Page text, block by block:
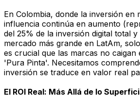
En Colombia, donde la inversión en
influencia continúa en aumento
del 25% de la inversión digital total
mercado más grande en LatAm,
es crucial que las marcas no caigan
'Pura Pinta'. Necesitamos
inversión se traduce en valor real
El ROI Real: Más Allá de lo